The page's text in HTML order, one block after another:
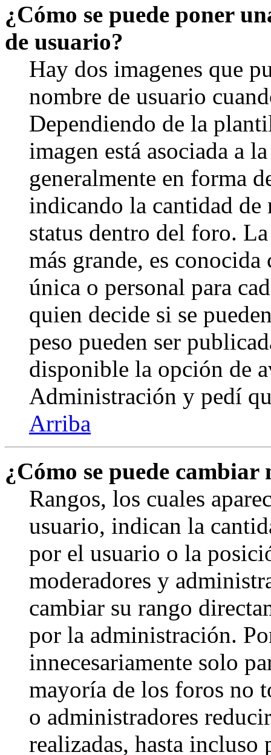
¿Cómo se puede poner
de usuario?
Hay dos imagenes que
nombre de usuario
Dependiendo de la
imagen está asociada a
generalmente en forma
indicando la cantidad de
status dentro del foro.
más grande, es
única o personal para
quien decide si se
peso pueden ser
disponible la opción de
Administración y pedí
Arriba
¿Cómo se puede cambiar
Rangos, los cuales
usuario, indican la
por el usuario o la
moderadores y
cambiar su rango
por la administración.
innecesariamente solo
mayoría de los foros no
o administradores
realizadas, hasta incluso